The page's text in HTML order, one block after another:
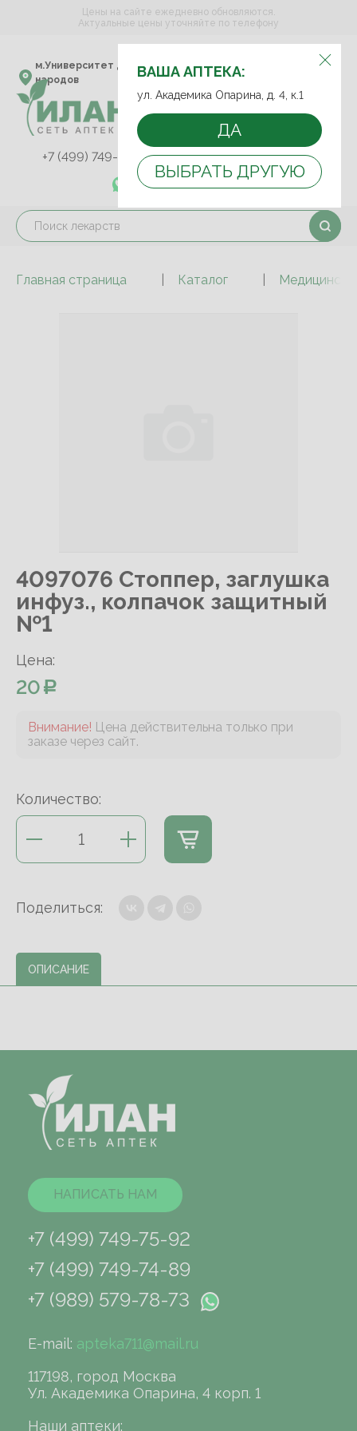
ВЫБЕРИТЕ АПТЕКУ:
м.Университет дружбы
народов
ул. Академика Опарина,
д. 4, к.1
ВАША АПТЕКА:
ул. Академика Опарина, д. 4, к.1
ДА
ВЫБРАТЬ ДРУГУЮ
Цены на сайте ежедневно обновляются.
Актуальные цены уточняйте по телефону
+7 (499) 749-75-92
+7 (499) 749-74-89
+7 (989) 579-78-73
Главная страница Каталог
4097076 Стоппер, заглушка
инфуз., колпачок защитный
№1
Цена:
20
Внимание! Цена действительна только при
заказе через сайт.
Количество:
Поделиться:
ОПИСАНИЕ
НАПИСАТЬ НАМ
+7 (499) 749-75-92
+7 (499) 749-74-89
+7 (989) 579-78-73
E-mail: apteka711@mail.ru
117198, город Москва
Ул. Академика Опарина, 4 корп. 1
Наши аптеки: